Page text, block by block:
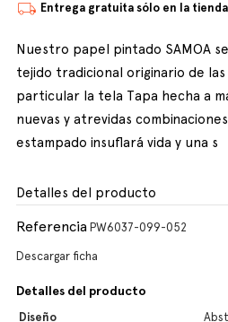
Entrega gratuita sólo en la
Nuestro papel pintado SAMOA
tejido tradicional originario de las
particular la tela Tapa hecha a
nuevas y atrevidas
estampado insuflará vida y una s
Detalles del producto
Referencia PW6037-099-052
Descargar ficha
Detalles del producto
Diseño